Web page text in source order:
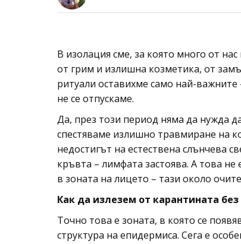
В изолация сме, за която много от
от грим и излишна козметика, от
ритуали оставихме само най-
не се отпускаме.
Да, през този период няма да нужда
спестяваме излишно травмиране на
недостигът на естествена слънчева
кръвта – лимфата застоява. А това
в зоната на лицето – тази около
Как да излезем от карантината
Точно това е зоната, в която се
структура на епидермиса. Сега е